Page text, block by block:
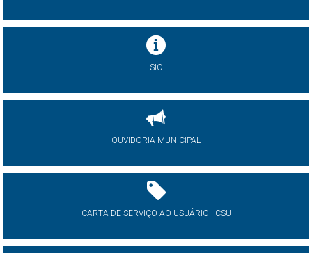
SIC
OUVIDORIA MUNICIPAL
CARTA DE SERVIÇO AO USUÁRIO - CSU